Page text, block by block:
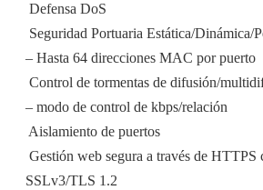
 Defensa DoS
 Seguridad Portuaria Estática/Dinámica/
– Hasta 64 direcciones MAC por puerto
 Control de tormentas de difusión/
– modo de control de kbps/relación
 Aislamiento de puertos
 Gestión web segura a través de HTTPS
SSLv3/TLS 1.2